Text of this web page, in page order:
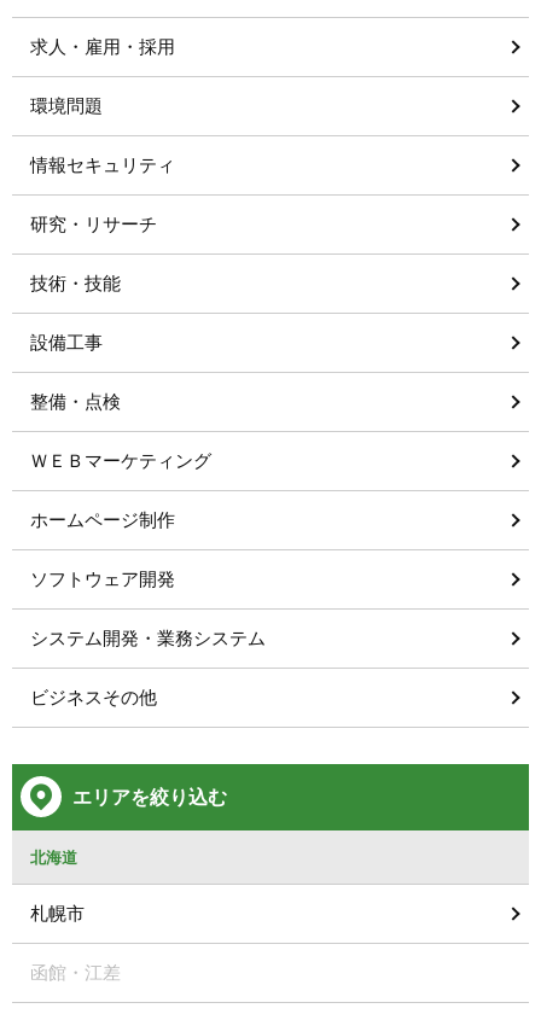
求人・雇用・採用
環境問題
情報セキュリティ
研究・リサーチ
技術・技能
設備工事
整備・点検
ＷＥＢマーケティング
ホームページ制作
ソフトウェア開発
システム開発・業務システム
ビジネスその他
エリアを絞り込む
北海道
札幌市
函館・江差